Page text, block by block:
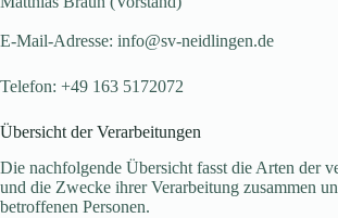
E-Mail-Adresse: info@sv-neidlingen.de
Telefon: +49 163 5172072
Übersicht der Verarbeitungen
Die nachfolgende Übersicht fasst die Arten der
und die Zwecke ihrer Verarbeitung zusammen
betroffenen Personen.